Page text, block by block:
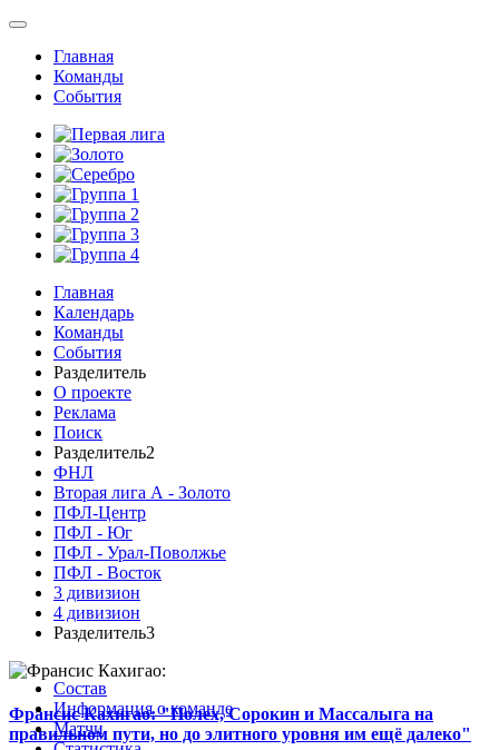
Главная
Команды
События
Главная
Календарь
Команды
События
Разделитель
О проекте
Реклама
Поиск
Разделитель2
ФНЛ
Вторая лига А - Золото
ПФЛ-Центр
ПФЛ - Юг
ПФЛ - Урал-Поволжье
ПФЛ - Восток
3 дивизион
4 дивизион
Разделитель3
Франсис Кахигао: "Полех, Сорокин и Массалыга на
правильном пути, но до элитного уровня им ещё далеко"
Состав
Информация о команде
Матчи